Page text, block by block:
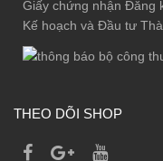
Giấy chứng nhận Đăng
Kế hoạch và Đầu tư
THEO DÕI SHOP